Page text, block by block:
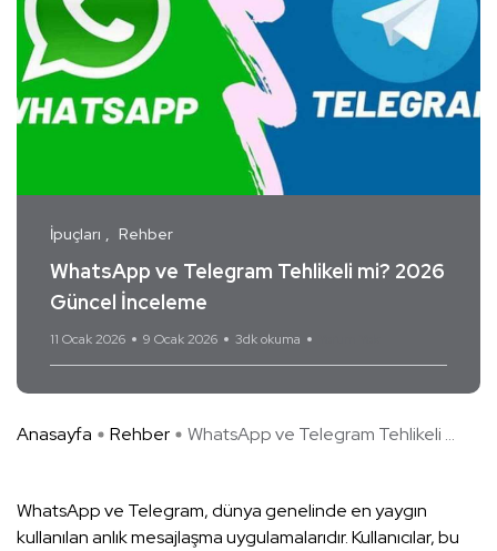
İpuçları Rehber
WhatsApp ve Telegram Tehlikeli mi? 2026
Güncel İnceleme
11 Ocak 2026 9 Ocak 2026 3dk okuma
Anasayfa Rehber WhatsApp ve Telegram Tehlikeli ...
WhatsApp ve Telegram, dünya genelinde en yaygın
kullanılan anlık mesajlaşma uygulamalarıdır. Kullanıcılar, bu